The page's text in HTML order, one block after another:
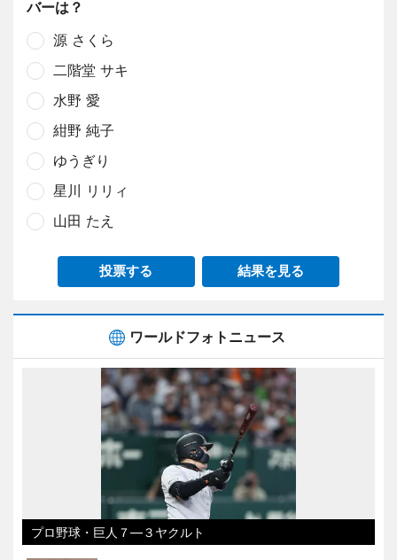
バーは？
源 さくら
二階堂 サキ
水野 愛
紺野 純子
ゆうぎり
星川 リリィ
山田 たえ
投票する 結果を見る
ワールドフォトニュース
プロ野球・巨人７―３ヤクルト